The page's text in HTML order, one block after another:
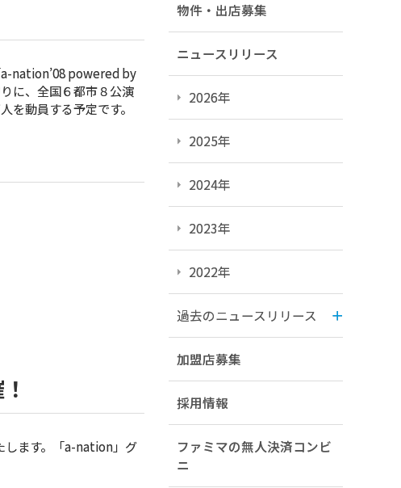
nation’08 powered by
に、全国６都市８公演
を動員する予定です。
します。「a-nation」グ
物件・出店募集
ニュースリリース
2026年
2025年
2024年
2023年
2022年
過去のニュースリリース
加盟店募集
採用情報
ファミマの無人決済コンビ
ニ